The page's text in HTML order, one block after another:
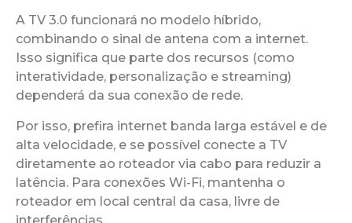
A TV 3.0 funcionará no modelo híbrido,
combinando o sinal de antena com a internet.
Isso significa que parte dos recursos (como
interatividade, personalização e streaming)
dependerá da sua conexão de rede.
Por isso, prefira internet banda larga estável e de
alta velocidade, e se possível conecte a TV
diretamente ao roteador via cabo para reduzir a
latência. Para conexões Wi-Fi, mantenha o
roteador em local central da casa, livre de
interferências.